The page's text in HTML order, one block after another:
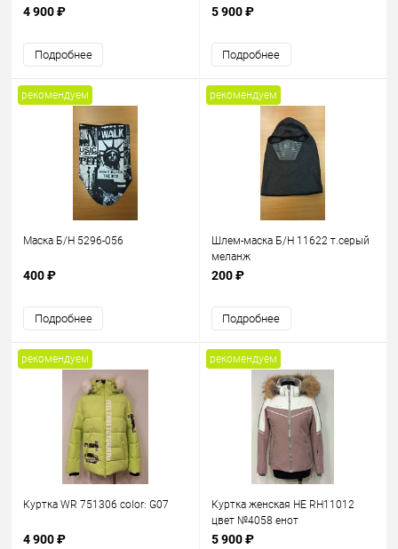
4 900 ₽
Подробнее
5 900 ₽
Подробнее
рекомендуем
Маска Б/Н 5296-056
400 ₽
Подробнее
рекомендуем
Шлем-маска Б/Н 11622 т.серый
меланж
200 ₽
Подробнее
рекомендуем
Куртка WR 751306 color: G07
4 900 ₽
рекомендуем
Куртка женская HE RH11012
цвет №4058 енот
5 900 ₽